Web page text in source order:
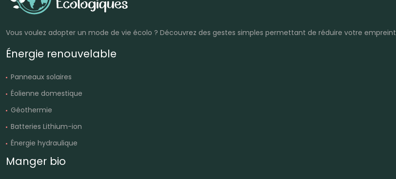
Vous voulez adopter un mode de vie écolo ? Découvrez des gestes simples permettant de réduire votre
Énergie renouvelable
Panneaux solaires
Éolienne domestique
Géothermie
Batteries Lithium-ion
Énergie hydraulique
Manger bio